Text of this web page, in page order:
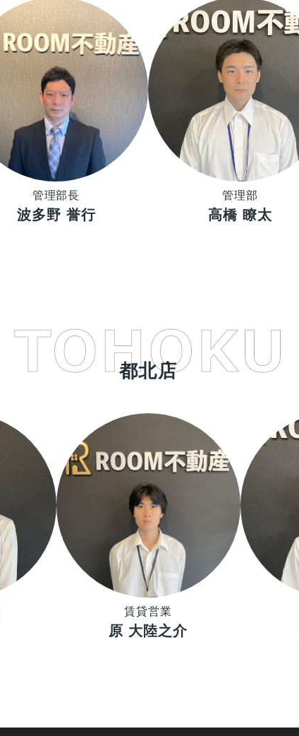
管理部長
波多野 誉行
管理部
高橋 瞭太
都北店
賃貸営業
原 大陸之介